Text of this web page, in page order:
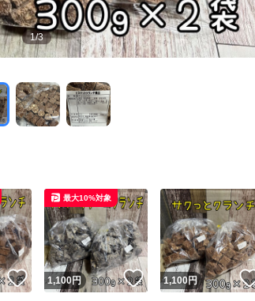
1/3
いいね！
1,100円 いいね！
最大10%対象
1,100円